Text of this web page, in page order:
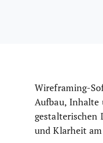
Wireframing-
Aufbau, Inhalte
gestalterischen
und Klarheit